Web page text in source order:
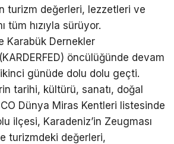
turizm değerleri, lezzetleri ve
tüm hızıyla sürüyor.
Karabük Dernekler
öncülüğünde devam
günüde dolu dolu geçti.
tarihi, kültürü, sanatı, doğal
Dünya Miras Kentleri listesinde
ilçesi, Karadeniz’in Zeugması
turizmdeki değerleri,